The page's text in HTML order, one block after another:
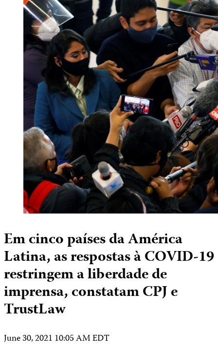
Em cinco países da América
Latina, as respostas à COVID-19
restringem a liberdade de
imprensa, constatam CPJ e
TrustLaw
June 30, 2021 10:05 AM EDT